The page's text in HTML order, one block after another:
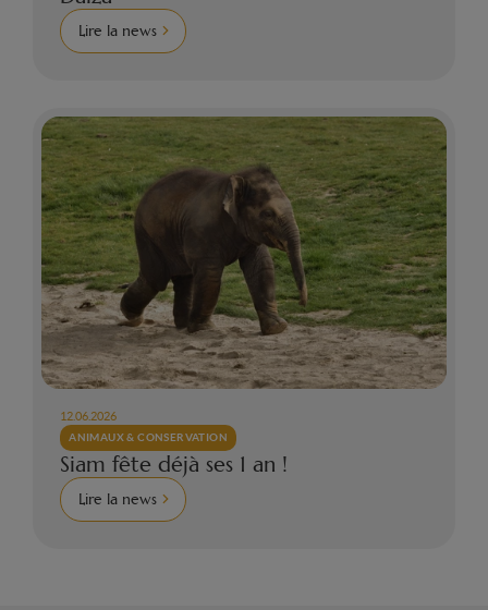
Lire la news
12.06.2026
ANIMAUX & CONSERVATION
Siam fête déjà ses 1 an !
Lire la news